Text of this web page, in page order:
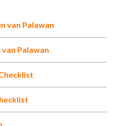
van Palawan
Palawan